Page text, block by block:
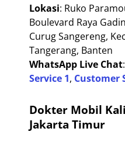
Lokasi: Ruko
Boulevard Raya
Curug Sangereng,
Tangerang, Banten
WhatsApp Live Chat:
Service 1, Customer
Dokter Mobil
Jakarta Timur